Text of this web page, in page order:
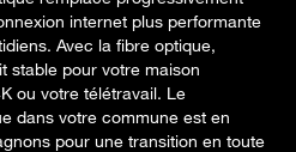
internet plus performante
Avec la fibre optique,
stable pour votre maison
ou votre télétravail. Le
dans votre commune est en
pour une transition en toute